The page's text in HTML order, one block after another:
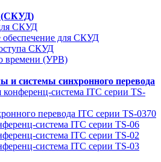
(СКУД)
СКУД
для СКУД
СКУД
времени (УРВ)
и системы синхронного перевода
конференц-система ITC серии TS-
перевода ITC серии TS-0370
система ITC серии TS-06
система ITC серии TS-02
система ITC серии TS-03